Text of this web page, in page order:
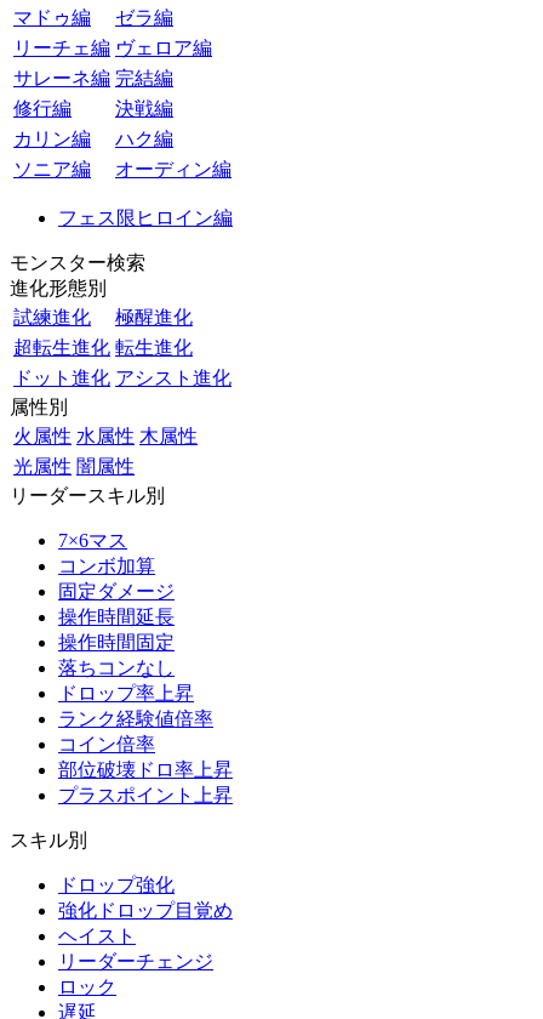
マドゥ編
ゼラ編
リーチェ編 ヴェロア編
サレーネ編 完結編
修行編
決戦編
カリン編
ハク編
ソニア編
オーディン編
フェス限ヒロイン編
モンスター検索
進化形態別
試練進化
極醒進化
超転生進化 転生進化
ドット進化 アシスト進化
属性別
火属性 水属性 木属性
光属性 闇属性
リーダースキル別
7×6マス
コンボ加算
固定ダメージ
操作時間延長
操作時間固定
落ちコンなし
ドロップ率上昇
ランク経験値倍率
コイン倍率
部位破壊ドロ率上昇
プラスポイント上昇
スキル別
ドロップ強化
強化ドロップ目覚め
ヘイスト
リーダーチェンジ
ロック
遅延